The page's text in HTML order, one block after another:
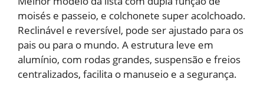
moisés e passeio, e colchonete super acolchoado.
Reclinável e reversível, pode ser ajustado para os
pais ou para o mundo. A estrutura leve em
alumínio, com rodas grandes, suspensão e freios
centralizados, facilita o manuseio e a segurança.